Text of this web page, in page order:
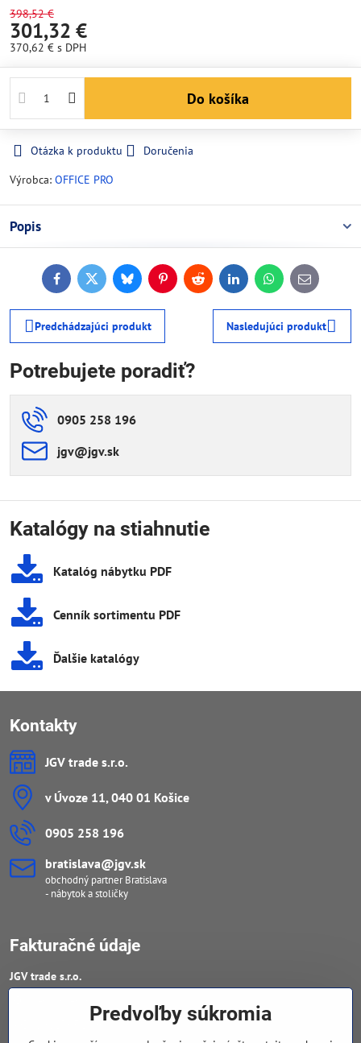
398,52 €
301,32 €
370,62 € s DPH
Do košíka
Otázka k produktu
Doručenia
Výrobca: OFFICE PRO
Popis
FacebookTwitterBlueskyPinterestReddit LinkedInWhatsApp
E-
mail
Predchádzajúci produkt Nasledujúci produkt
Potrebujete poradiť?
0905 258 196
jgv​@jgv​.sk
Katalógy na stiahnutie
Katalóg nábytku PDF
Cenník sortimentu PDF
Ďalšie katalógy
Kontakty
JGV trade s​.r​.o​.
v Úvoze 11, 040 01 Košice
0905 258 196
bratislava​@jgv​.sk
obchodný partner Bratislava
- nábytok a stoličky
Fakturačné údaje
JGV trade s​.r​.o​.
DIČ : 20223652906Predvoľby súkromia